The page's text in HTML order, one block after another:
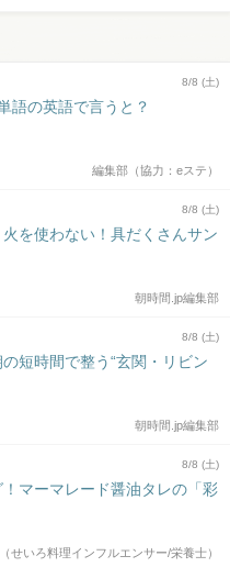
8/8 (土)
語の英語で言うと？
編集部（協力：eステ）
8/8 (土)
火を使わない！具だくさんサン
朝時間.jp編集部
8/8 (土)
短時間で整う“玄関・リビン
朝時間.jp編集部
8/8 (土)
マーマレード醤油タレの「彩
せいろ料理インフルエンサー/栄養士）